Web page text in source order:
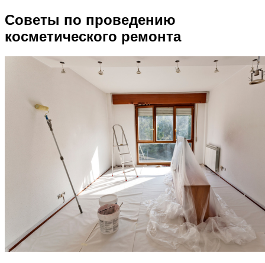
Советы по проведению
косметического ремонта